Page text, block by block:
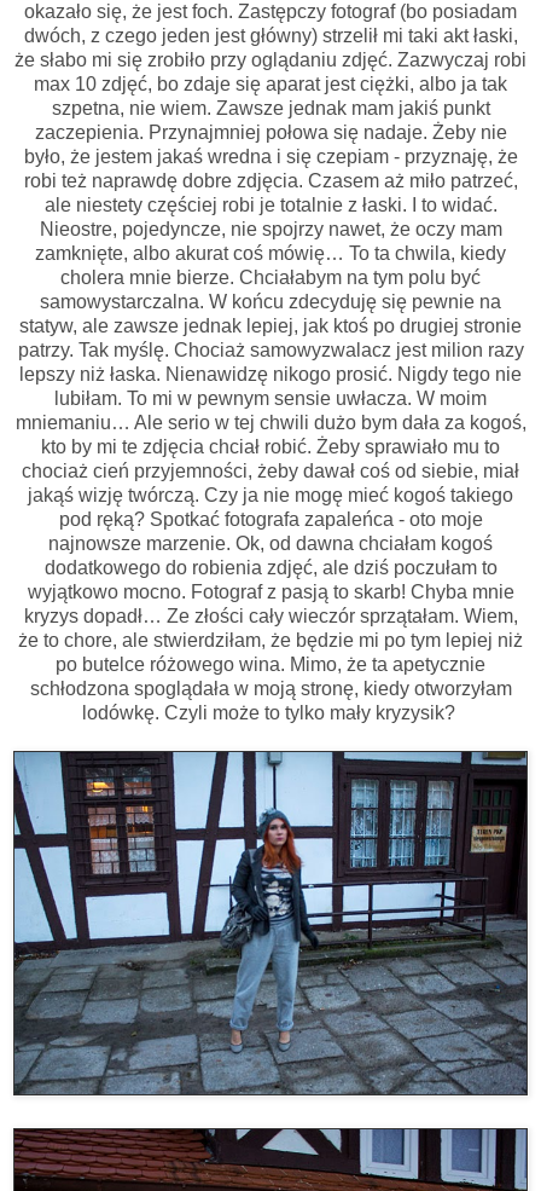
okazało się, że jest foch. Zastępczy fotograf (bo posiadam
dwóch, z czego jeden jest główny) strzelił mi taki akt łaski,
że słabo mi się zrobiło przy oglądaniu zdjęć. Zazwyczaj robi
max 10 zdjęć, bo zdaje się aparat jest ciężki, albo ja tak
szpetna, nie wiem. Zawsze jednak mam jakiś punkt
zaczepienia. Przynajmniej połowa się nadaje. Żeby nie
było, że jestem jakaś wredna i się czepiam - przyznaję, że
robi też naprawdę dobre zdjęcia. Czasem aż miło patrzeć,
ale niestety częściej robi je totalnie z łaski. I to widać.
Nieostre, pojedyncze, nie spojrzy nawet, że oczy mam
zamknięte, albo akurat coś mówię… To ta chwila, kiedy
cholera mnie bierze. Chciałabym na tym polu być
samowystarczalna. W końcu zdecyduję się pewnie na
statyw, ale zawsze jednak lepiej, jak ktoś po drugiej stronie
patrzy. Tak myślę. Chociaż samowyzwalacz jest milion razy
lepszy niż łaska. Nienawidzę nikogo prosić. Nigdy tego nie
lubiłam. To mi w pewnym sensie uwłacza. W moim
mniemaniu… Ale serio w tej chwili dużo bym dała za kogoś,
kto by mi te zdjęcia chciał robić. Żeby sprawiało mu to
chociaż cień przyjemności, żeby dawał coś od siebie, miał
jakąś wizję twórczą. Czy ja nie mogę mieć kogoś takiego
pod ręką? Spotkać fotografa zapaleńca - oto moje
najnowsze marzenie. Ok, od dawna chciałam kogoś
dodatkowego do robienia zdjęć, ale dziś poczułam to
wyjątkowo mocno. Fotograf z pasją to skarb! Chyba mnie
kryzys dopadł… Ze złości cały wieczór sprzątałam. Wiem,
że to chore, ale stwierdziłam, że będzie mi po tym lepiej niż
po butelce różowego wina. Mimo, że ta apetycznie
schłodzona spoglądała w moją stronę, kiedy otworzyłam
lodówkę. Czyli może to tylko mały kryzysik?